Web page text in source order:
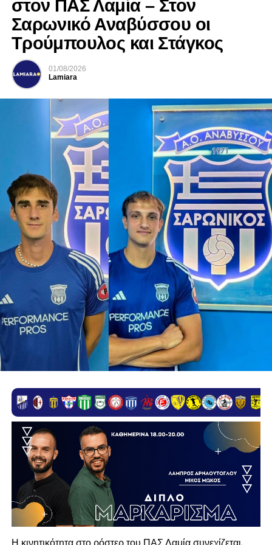
στον ΠΑΣ Λαμία – Στον
Σαρωνικό Αναβύσσου οι
Τρούμπουλος και Στάγκος
01/08/2026
Lamiara
Η κινητικότητα στο ρόστερ του ΠΑΣ Λαμία συνεχίζεται,